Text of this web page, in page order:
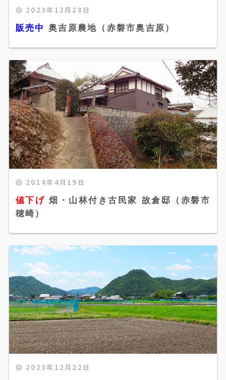
販売中 奥吉原農地（赤磐市奥吉原）"
width="520" height="300" />
2023年12月28日
販売中 奥吉原農地（赤磐市奥吉原）
2014年4月19日
値下げ 畑・山林付き古民家 故倉邸（赤磐市
穂崎）
2023年12月22日